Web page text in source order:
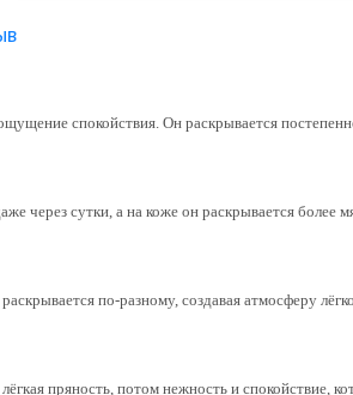
спокойствия. Он раскрывается
через сутки, а на коже он раскрывается более
по‑разному, создавая атмосферу
пряность, потом нежность и спокойствие,